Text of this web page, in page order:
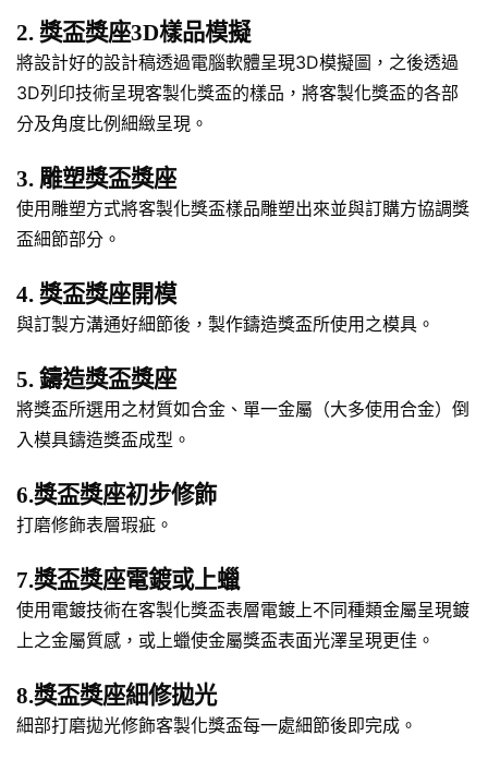
2. 獎盃獎座3D樣品模擬
將設計好的設計稿透過電腦軟體呈現3D模擬圖，之後透過
3D列印技術呈現客製化獎盃的樣品，將客製化獎盃的各部
分及角度比例細緻呈現。
3. 雕塑獎盃獎座
使用雕塑方式將客製化獎盃樣品雕塑出來並與訂購方協調獎
盃細節部分。
4. 獎盃獎座開模
與訂製方溝通好細節後，製作鑄造獎盃所使用之模具。
5. 鑄造獎盃獎座
將獎盃所選用之材質如合金、單一金屬（大多使用合金）倒
入模具鑄造獎盃成型。
6.獎盃獎座初步修飾
打磨修飾表層瑕疵。
7.獎盃獎座電鍍或上蠟
使用電鍍技術在客製化獎盃表層電鍍上不同種類金屬呈現鍍
上之金屬質感，或上蠟使金屬獎盃表面光澤呈現更佳。
8.獎盃獎座細修拋光
細部打磨拋光修飾客製化獎盃每一處細節後即完成。